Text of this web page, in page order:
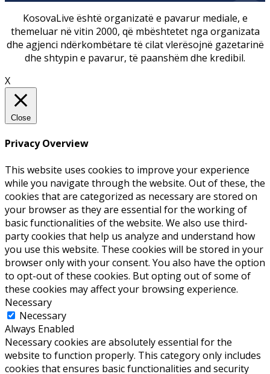
KosovaLive është organizatë e pavarur mediale, e
themeluar në vitin 2000, që mbështetet nga organizata
dhe agjenci ndërkombëtare të cilat vlerësojnë gazetarinë
dhe shtypin e pavarur, të paanshëm dhe kredibil.
X
Close
Privacy Overview
This website uses cookies to improve your experience
while you navigate through the website. Out of these, the
cookies that are categorized as necessary are stored on
your browser as they are essential for the working of
basic functionalities of the website. We also use third-
party cookies that help us analyze and understand how
you use this website. These cookies will be stored in your
browser only with your consent. You also have the option
to opt-out of these cookies. But opting out of some of
these cookies may affect your browsing experience.
Necessary
Necessary
Always Enabled
Necessary cookies are absolutely essential for the
website to function properly. This category only includes
cookies that ensures basic functionalities and security